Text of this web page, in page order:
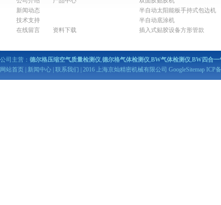
新闻动态
技术支持
在线留言
资料下载
半自动太阳能板手持式包边机
半自动底涂机
插入式贴胶设备方形管款
公司主营： 德尔格压缩空气质量检测仪,德尔格气体检测仪,BW气体检测仪,BW四合一
网站首页
新闻中心 联系我们 | 2016 上海京灿精密机械有限公司 GoogleSitemap ICP